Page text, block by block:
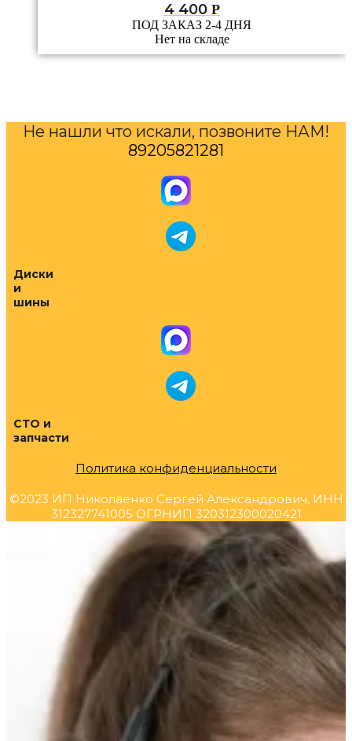
4 400 Р
ПОД ЗАКАЗ 2-4 ДНЯ
Нет на складе
Не нашли что искали, позвоните НАМ!
89205821281
Диски
и
шины
СТО и
запчасти
Политика конфиденциальности
©2023 ИП Николаенко Сергей Александрович, ИНН
312327741005 ОГРНИП 320312300020421